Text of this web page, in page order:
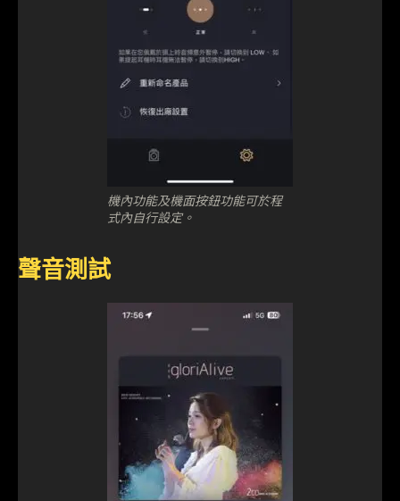
機內功能及機面按鈕功能可於程
式內自行設定。
聲音測試